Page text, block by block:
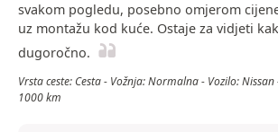
svakom pogledu, posebno omjerom
uz montažu kod kuće. Ostaje za vidjeti
dugoročno.
Vrsta ceste: Cesta - Vožnja: Normalna - Vozilo:
1000 km